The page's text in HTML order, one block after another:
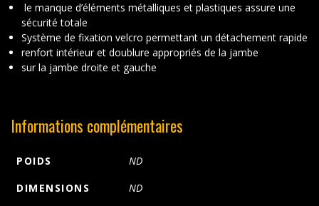
le manque d’éléments métalliques et plastiques assure une
sécurité totale
Système de fixation velcro permettant un détachement rapide
renfort intérieur et doublure appropriés de la jambe
sur la jambe droite et gauche
Informations complémentaires
POIDS
ND
DIMENSIONS
ND